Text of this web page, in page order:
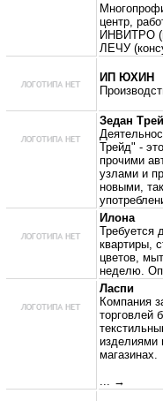
центр,
ИНВИТРО
ЛЕЧУ
ИП ЮХИН
Зедан
Трейд" -
прочими
узлами и
новыми,
Илона
Требуется
квартиры,
цветов,
неделю.
Ласпи
Компания
торговлей
изделиями
магазинах.
... →